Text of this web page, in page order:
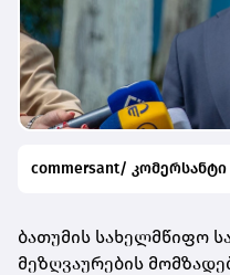
commersant/ კომერსანტი
ბათუმის სახელმწიფო
მეზღვაურების